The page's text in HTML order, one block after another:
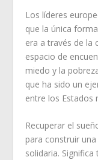
Los líderes
que la única
era a través de la
espacio de
miedo y la
que ha sido un
entre los Estados
Recuperar el
para construir
solidaria.